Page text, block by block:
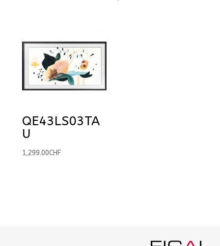
QE43LS03TA
U
1,299.00CHF